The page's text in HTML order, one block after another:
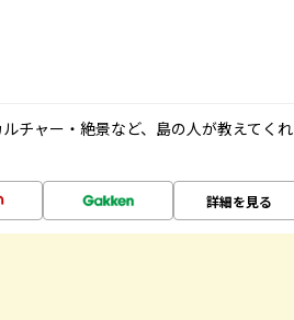
チャー・絶景など、島の人が教えてくれ
詳細を見る